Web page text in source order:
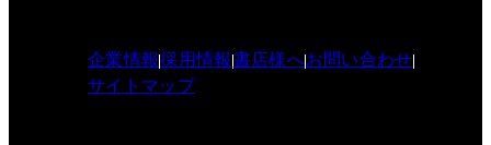
企業情報採用情報書店様へお問い合わせ
サイトマップ